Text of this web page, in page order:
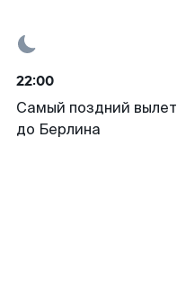
22:00
Самый поздний вылет
до Берлина